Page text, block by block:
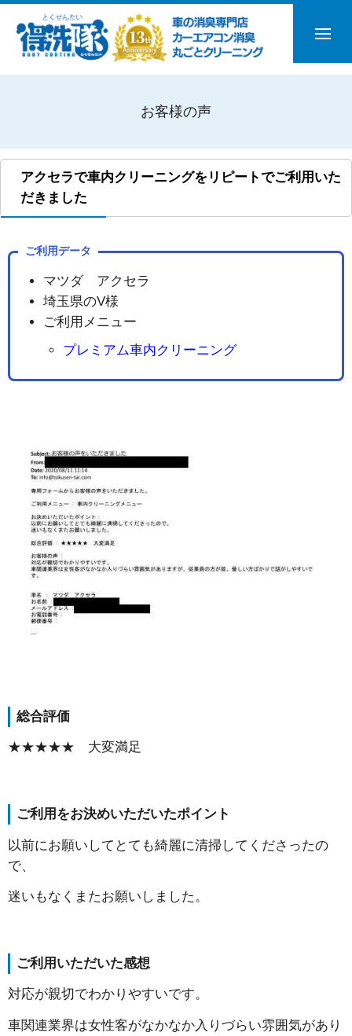
お客様の声
アクセラで車内クリーニングをリピートでご利用いた
だきました
ご利用データ
マツダ アクセラ
埼玉県のV様
ご利用メニュー
プレミアム車内クリーニング
総合評価
★★★★★ 大変満足
ご利用をお決めいただいたポイント
以前にお願いしてとても綺麗に清掃してくださったの
で、
迷いもなくまたお願いしました。
ご利用いただいた感想
対応が親切でわかりやすいです。
車関連業界は女性客がなかなか入りづらい雰囲気があり